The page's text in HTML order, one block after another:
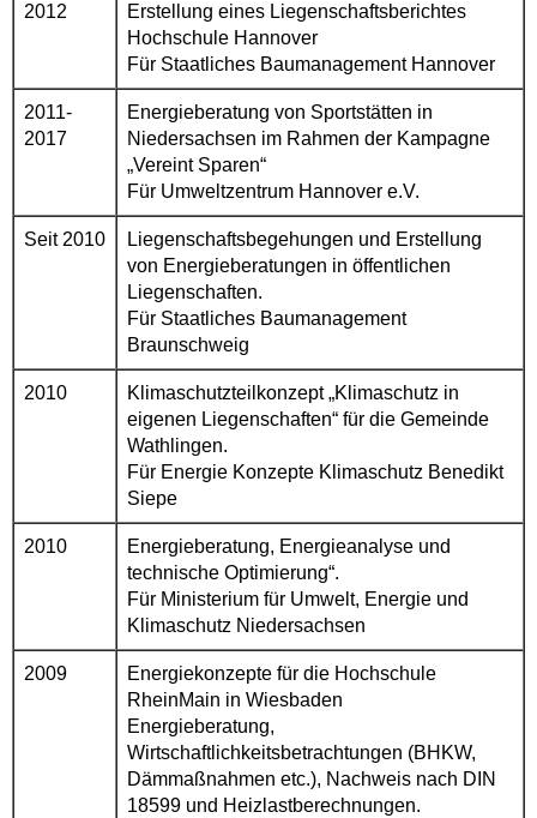
2012
Erstellung eines Liegenschaftsberichtes
Hochschule Hannover
Für Staatliches Baumanagement Hannover
2011-
2017
Energieberatung von Sportstätten in
Niedersachsen im Rahmen der Kampagne
„Vereint Sparen“
Für Umweltzentrum Hannover e.V.
Seit 2010
Liegenschaftsbegehungen und Erstellung
von Energieberatungen in öffentlichen
Liegenschaften.
Für Staatliches Baumanagement
Braunschweig
2010
Klimaschutzteilkonzept „Klimaschutz in
eigenen Liegenschaften“ für die Gemeinde
Wathlingen.
Für Energie Konzepte Klimaschutz Benedikt
Siepe
2010
Energieberatung, Energieanalyse und
technische Optimierung“.
Für Ministerium für Umwelt, Energie und
Klimaschutz Niedersachsen
2009
Energiekonzepte für die Hochschule
RheinMain in Wiesbaden
Energieberatung,
Wirtschaftlichkeitsbetrachtungen (BHKW,
Dämmaßnahmen etc.), Nachweis nach DIN
18599 und Heizlastberechnungen.